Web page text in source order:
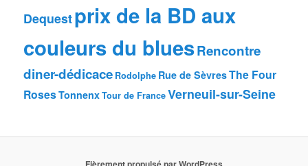
Dequestprix de la BD aux
couleurs du bluesRencontre
diner-dédicace Rodolphe Rue de SèvresThe Four
RosesTonnenxTour de FranceVerneuil-sur-Seine